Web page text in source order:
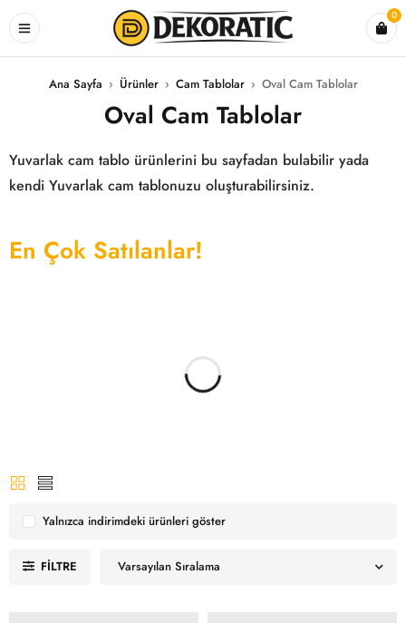
0
Ana Sayfa › Ürünler › Cam Tablolar › Oval Cam Tablolar
Oval Cam Tablolar
Yuvarlak cam tablo ürünlerini bu sayfadan bulabilir yada
kendi Yuvarlak cam tablonuzu oluşturabilirsiniz.
En Çok Satılanlar!
FILTRE Varsayılan Sıralama
Yalnızca indirimdeki ürünleri göster